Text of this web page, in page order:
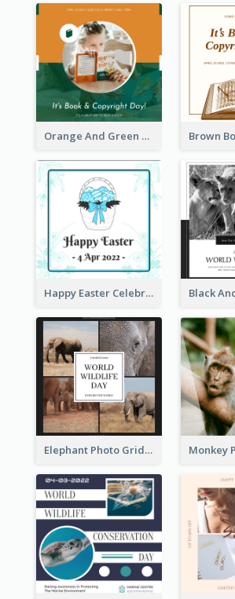
Orange And Green Photo Book And Copyright Day Instagram Post
Happy Easter Celebration Instagram Post
Elephant Photo Grid World Wildlife Day Instagram Post